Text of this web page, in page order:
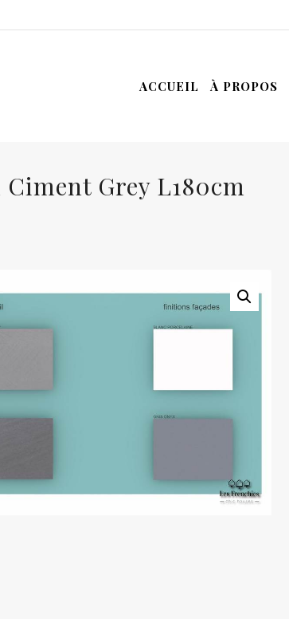
ACCUEIL À PROPOS
Grey L180cm